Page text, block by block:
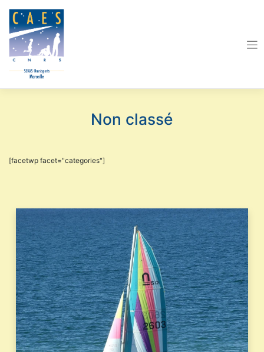
content
Non classé
[facetwp facet="categories"]